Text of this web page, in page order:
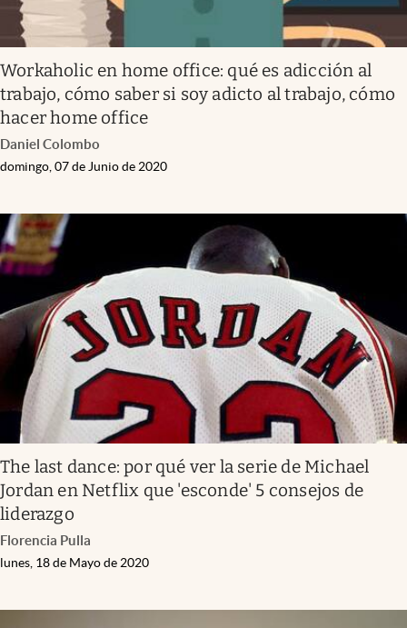
Workaholic en home office: qué es adicción al
trabajo, cómo saber si soy adicto al trabajo, cómo
hacer home office
Daniel Colombo
domingo, 07 de Junio de 2020
The last dance: por qué ver la serie de Michael
Jordan en Netflix que 'esconde' 5 consejos de
liderazgo
Florencia Pulla
lunes, 18 de Mayo de 2020